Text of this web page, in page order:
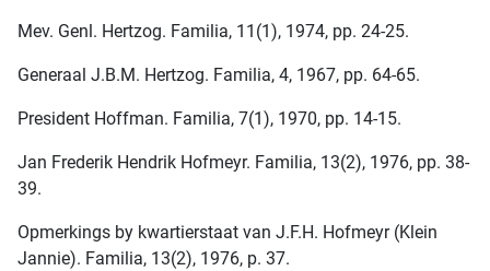
Mev. Genl. Hertzog. Familia, 11(1), 1974, pp. 24-25.
Generaal J.B.M. Hertzog. Familia, 4, 1967, pp. 64-65.
President Hoffman. Familia, 7(1), 1970, pp. 14-15.
Jan Frederik Hendrik Hofmeyr. Familia, 13(2), 1976, pp. 38-
39.
Opmerkings by kwartierstaat van J.F.H. Hofmeyr (Klein
Jannie). Familia, 13(2), 1976, p. 37.